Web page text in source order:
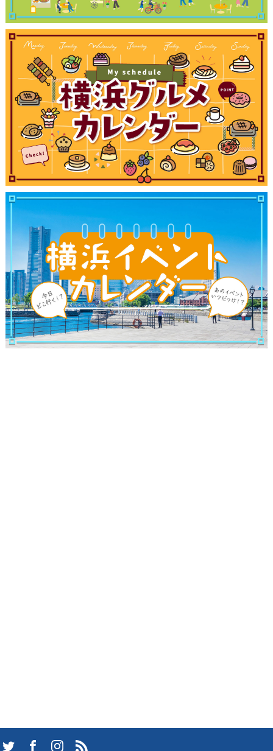
観光ガイド
ランキング
ブログ記事
サイトについて